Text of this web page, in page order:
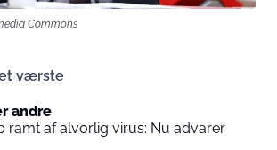
Commons
værste
andre
ramt af alvorlig virus: Nu advarer